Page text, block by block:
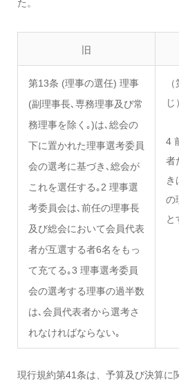
た。
旧
第13条 (理事の選任) 理事
(副理事長､専務理事及び常
務理事を除く｡)は､総会の
下に置かれた理事選考委員
会の選考に基づき､総会が
これを選任する｡2 理事選
考委員会は､前任の理事長
及び総会において会員代表
者が互選する者6名をもっ
て充てる｡3 理事選考委員
会の選考する理事の過半数
は､会員代表者から選考さ
れなければならない｡
じ）
4
者
き
の
現行規約第41条は、予算及び決算に